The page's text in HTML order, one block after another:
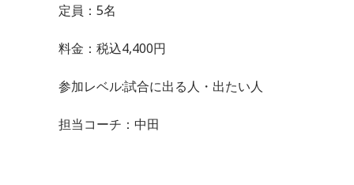
定員：5名
料金：税込4,400円
参加レベル:試合に出る人・出たい人
担当コーチ：中田